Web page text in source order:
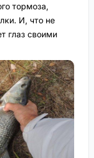
тормоза,
И, что не
глаз своими